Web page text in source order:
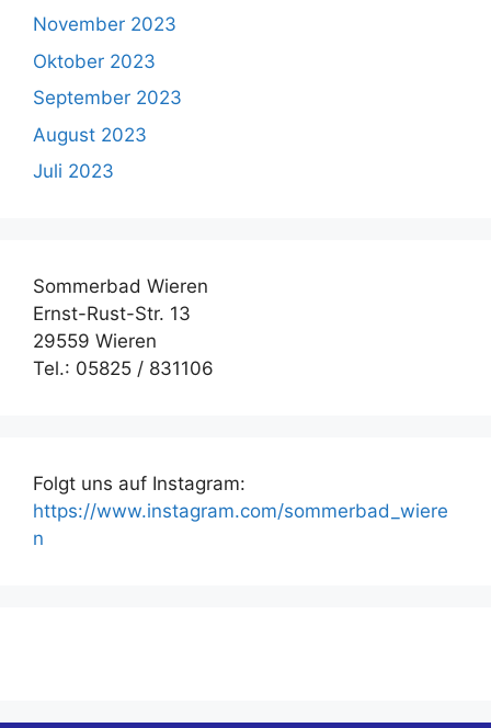
November 2023
Oktober 2023
September 2023
August 2023
Juli 2023
Sommerbad Wieren
Ernst-Rust-Str. 13
29559 Wieren
Tel.: 05825 / 831106
Folgt uns auf Instagram:
https://www.instagram.com/sommerbad_wiere
n